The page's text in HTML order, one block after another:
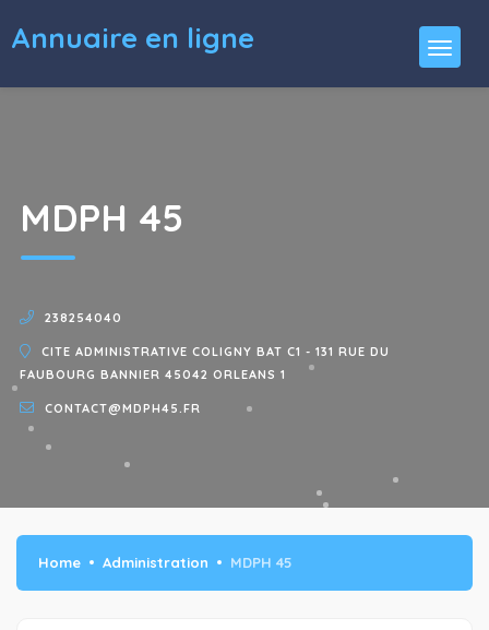
Annuaire en ligne
MDPH 45
238254040
CITE ADMINISTRATIVE COLIGNY BAT C1 - 131 RUE DU
FAUBOURG BANNIER 45042 ORLEANS 1
CONTACT@MDPH45.FR
Home Administration MDPH 45